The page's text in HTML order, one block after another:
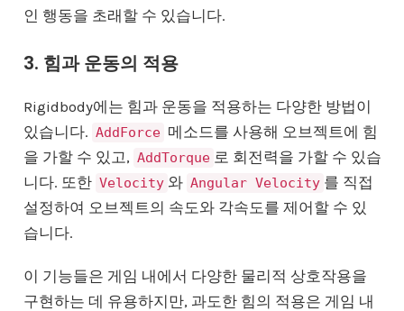
인 행동을 초래할 수 있습니다.
3. 힘과 운동의 적용
Rigidbody에는 힘과 운동을 적용하는 다양한 방법이
있습니다. AddForce 메소드를 사용해 오브젝트에 힘
을 가할 수 있고, AddTorque 로 회전력을 가할 수 있습
니다. 또한 Velocity 와 Angular Velocity 를 직접
설정하여 오브젝트의 속도와 각속도를 제어할 수 있
습니다.
이 기능들은 게임 내에서 다양한 물리적 상호작용을
구현하는 데 유용하지만, 과도한 힘의 적용은 게임 내